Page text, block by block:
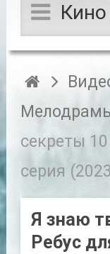
секреты
серия
Я знаю
Ребус